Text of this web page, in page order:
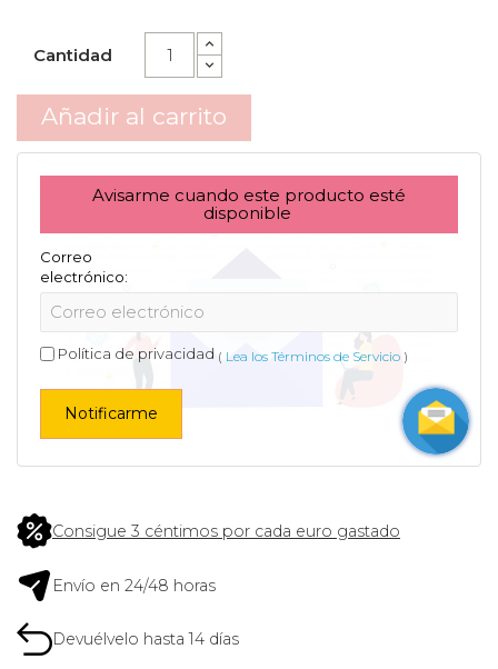
Cantidad
Añadir al carrito
Avisarme cuando este producto esté
disponible
Correo
electrónico:
Política de privacidad ( Lea los Términos de Servicio )
Notificarme
Consigue 3 céntimos por cada euro gastado
Envío en 24/48 horas
Devuélvelo hasta 14 días